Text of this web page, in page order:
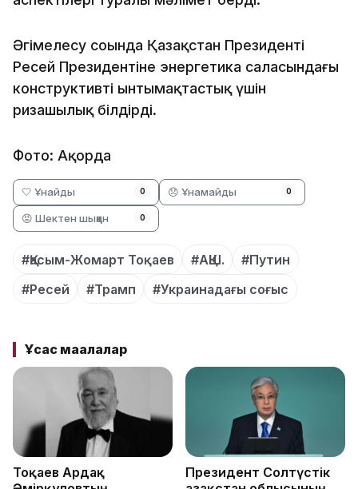
Әңгімелесу соңында Қазақстан Президенті
Ресей Президентіне энергетика саласындағы
конструктивті ынтымақтастық үшін
ризашылық білдірді.
Фото: Ақорда
🤍 Ұнайды 0 😞 Ұнамайды 0
😡 Шектен шыққан 0
#Қасым-Жомарт Тоқаев #АҚШ.
#Путин
#Ресей
#Трамп #Украинадағы соғыс
Ұқсас мақалалар
Тоқаев Ардақ
Президент Солтүстік